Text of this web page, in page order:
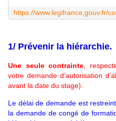
1/ Prévenir la hiérarchie.
Une seule contrainte ,
votre demande d’autorisation
avant la date du stage).
Le délai de demande est
la demande de congé de